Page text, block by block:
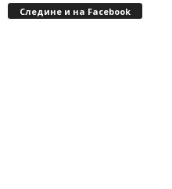
Следине и на Facebook